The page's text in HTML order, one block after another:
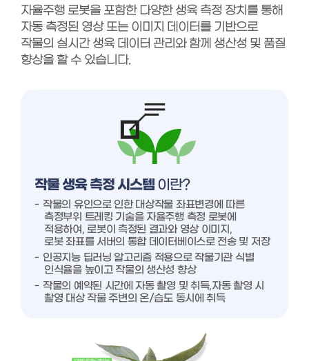
자율주행 로봇을 포함한 다양한 생육 측정 장치를 통해
자동 측정된 영상 또는 이미지 데이터를 기반으로
작물의 실시간 생육 데이터 관리와 함께 생산성 및 품질
향상을 할 수 있습니다.
작물 생육 측정 시스템 이란?
작물의 유인으로 인한 대상작물 좌표변경에 따른
측정부위 트레킹 기술을 자율주행 측정 로봇에
적용하여, 로봇이 측정된 결과와 영상 이미지,
로봇 좌표를 서버의 통합 데이터베이스로 전송 및 저장
인공지능 딥러닝 알고리즘 적용으로 작물기관 식별
인식율을 높이고 작물의 생산성 향상
작물의 예약된 시간에 자동 촬영 및 취득,자동 촬영 시
촬영 대상 작물 주변의 온/습도 동시에 취득